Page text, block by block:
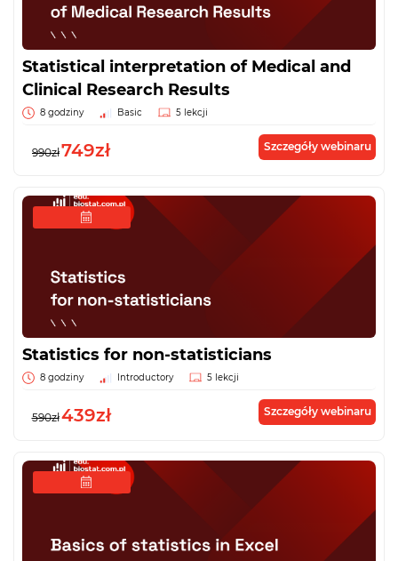
Statistical interpretation of Medical and
Clinical Research Results
8 godziny Basic 5 lekcji
990zł749zł Szczegóły webinaru
Statistics for non-statisticians
8 godziny Introductory 5 lekcji
590zł439zł Szczegóły webinaru